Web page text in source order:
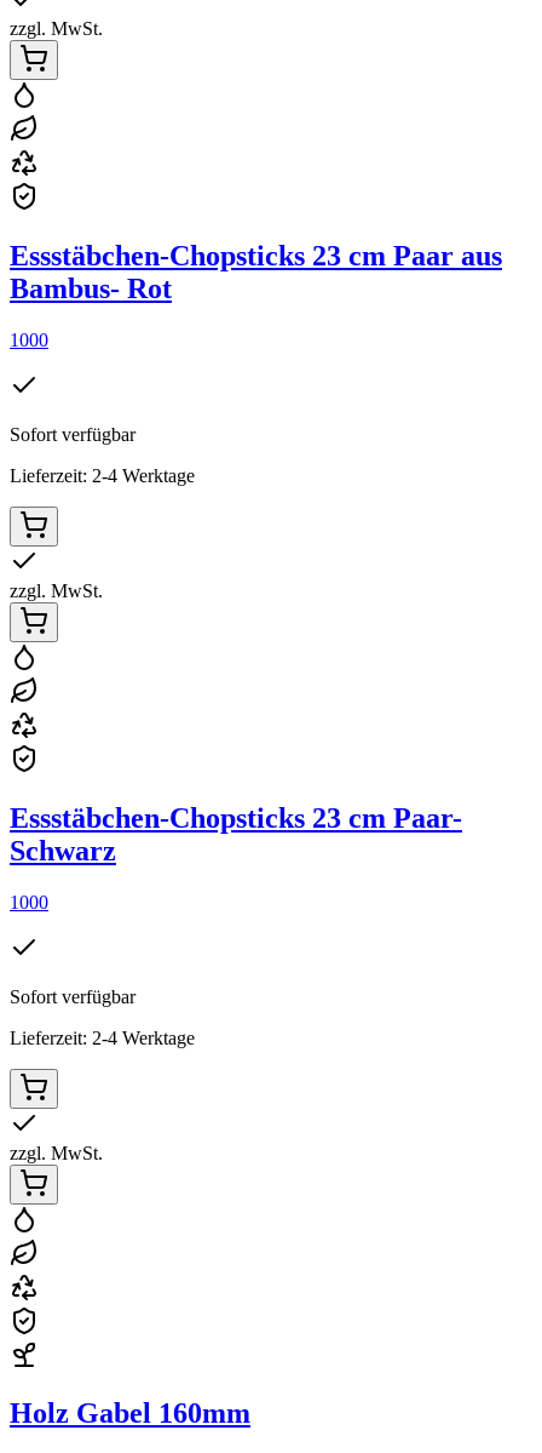
zzgl. MwSt.
Essstäbchen-Chopsticks 23 cm Paar aus
Bambus- Rot
1000
Sofort verfügbar
Lieferzeit: 2-4 Werktage
zzgl. MwSt.
Essstäbchen-Chopsticks 23 cm Paar-
Schwarz
1000
Sofort verfügbar
Lieferzeit: 2-4 Werktage
zzgl. MwSt.
Holz Gabel 160mm